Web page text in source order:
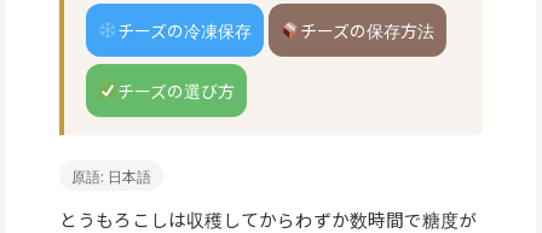
チーズの冷凍保存 チーズの保存方法
チーズの選び方
原語: 日本語
とうもろこしは収穫してからわずか数時間で糖度が